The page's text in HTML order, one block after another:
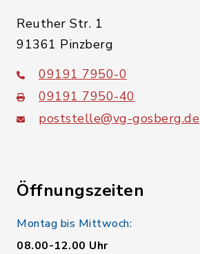
Reuther Str. 1
91361 Pinzberg
09191 7950-0
09191 7950-40
poststelle@vg-gosberg.de
Öffnungszeiten
Montag bis Mittwoch:
08.00-12.00 Uhr